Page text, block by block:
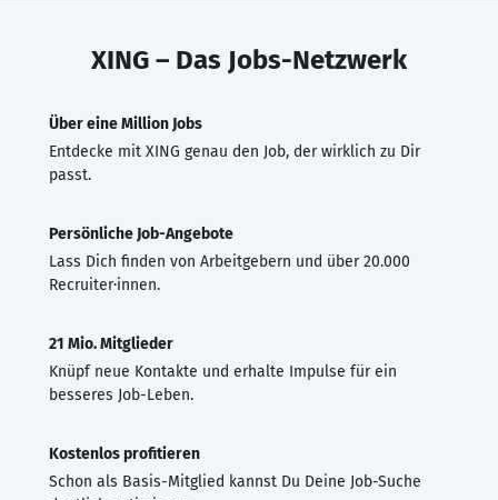
XING – Das Jobs-Netzwerk
Über eine Million Jobs
Entdecke mit XING genau den Job, der wirklich zu Dir
passt.
Persönliche Job-Angebote
Lass Dich finden von Arbeitgebern und über 20.000
Recruiter·innen.
21 Mio. Mitglieder
Knüpf neue Kontakte und erhalte Impulse für ein
besseres Job-Leben.
Kostenlos profitieren
Schon als Basis-Mitglied kannst Du Deine Job-Suche